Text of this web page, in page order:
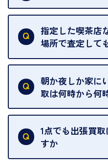
18歳未満の方は、保
ただけません。
指定した喫茶店
場所で査定して
ご自宅以外での査定
定のお店や、ほかの
えられるためです。
朝か夜しか家に
取は何時から何
ご訪問可能時間は、
ただし、お品物の種
ただくことがあります
1点でも出張買
すか